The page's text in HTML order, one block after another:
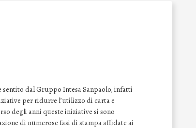
dal Gruppo Intesa Sanpaolo, infatti
per ridurre l’utilizzo di carta e
degli anni queste iniziative si sono
di numerose fasi di stampa affidate ai